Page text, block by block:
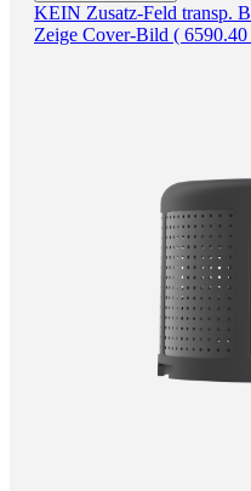
KEIN Zusatz-Feld transp.
Zeige Cover-Bild ( 6590.40